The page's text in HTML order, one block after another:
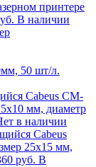
принтере
В наличии
50 шт/л.
Cabeus CM-
мм, диаметр
в наличии
Cabeus
25х15 мм,
руб. В